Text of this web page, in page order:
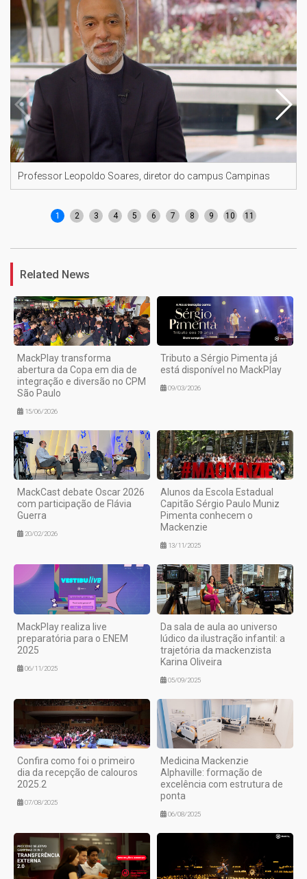
Professor Leopoldo Soares, diretor do campus Campinas
1 2 3 4 5 6 7 8 9 10 11
Related News
MackPlay transforma
abertura da Copa em dia de
integração e diversão no CPM
São Paulo
15/06/2026
Tributo a Sérgio Pimenta já
está disponível no MackPlay
09/03/2026
MackCast debate Oscar 2026
com participação de Flávia
Guerra
20/02/2026
Alunos da Escola Estadual
Capitão Sérgio Paulo Muniz
Pimenta conhecem o
Mackenzie
13/11/2025
MackPlay realiza live
preparatória para o ENEM
2025
06/11/2025
Da sala de aula ao universo
lúdico da ilustração infantil: a
trajetória da mackenzista
Karina Oliveira
05/09/2025
Confira como foi o primeiro
dia da recepção de calouros
2025.2
07/08/2025
Medicina Mackenzie
Alphaville: formação de
excelência com estrutura de
ponta
06/08/2025